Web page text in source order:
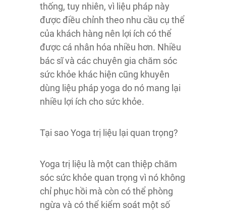
thống, tuy nhiên, vì liệu pháp này
được điều chỉnh theo nhu cầu cụ thể
của khách hàng nên lợi ích có thể
được cá nhân hóa nhiều hơn. Nhiều
bác sĩ và các chuyên gia chăm sóc
sức khỏe khác hiện cũng khuyên
dùng liệu pháp yoga do nó mang lại
nhiều lợi ích cho sức khỏe.
Tại sao Yoga trị liệu lại quan trọng?
Yoga trị liệu là một can thiệp chăm
sóc sức khỏe quan trọng vì nó không
chỉ phục hồi mà còn có thể phòng
ngừa và có thể kiểm soát một số